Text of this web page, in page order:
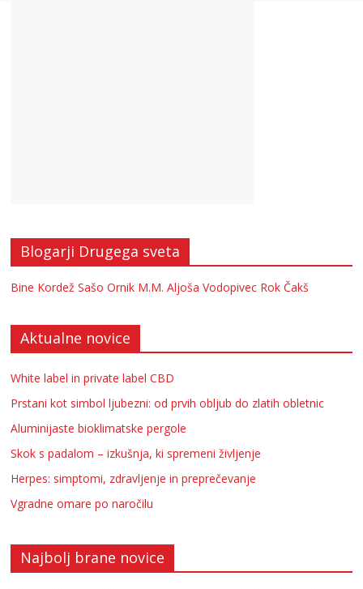
Blogarji Drugega sveta
Bine Kordež Sašo Ornik M.M. Aljoša Vodopivec Rok Čakš
Aktualne novice
White label in private label CBD
Prstani kot simbol ljubezni: od prvih obljub do zlatih obletnic
Aluminijaste bioklimatske pergole
Skok s padalom – izkušnja, ki spremeni življenje
Herpes: simptomi, zdravljenje in preprečevanje
Vgradne omare po naročilu
Najbolj brane novice